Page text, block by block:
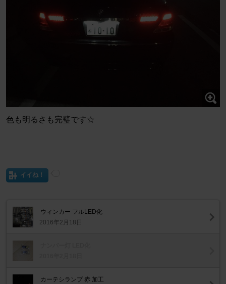
色も明るさも完璧です☆
イイね！
ウィンカー フルLED化
2016年2月18日
カーテシランプ 赤 加工